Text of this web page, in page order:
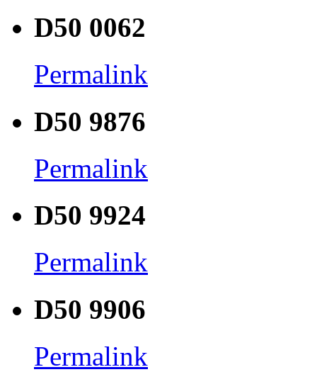
D50 0062
Permalink
D50 9876
Permalink
D50 9924
Permalink
D50 9906
Permalink